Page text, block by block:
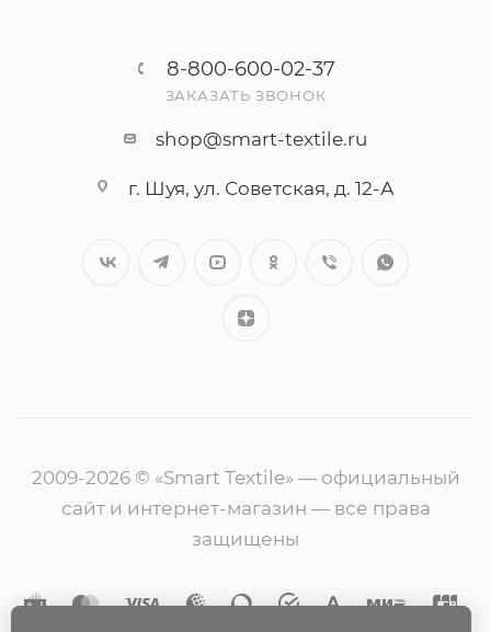
8-800-600-02-37
ЗАКАЗАТЬ ЗВОНОК
shop@smart-textile.ru
г. Шуя, ул. Советская, д. 12-А
2009-2026 © «Smart Textile» — официальный
сайт и интернет-магазин — все права
защищены